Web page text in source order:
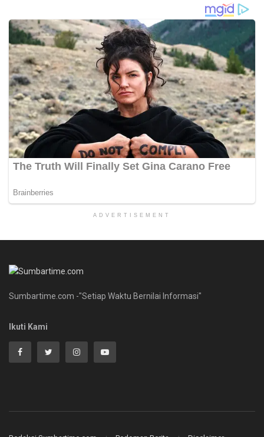
ADVERTISEMENT
Sumbartime.com -"Setiap Waktu Bernilai Informasi"
Ikuti Kami